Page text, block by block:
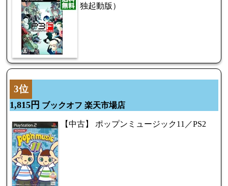
独起動版）
3位
1,815円 ブックオフ 楽天市場店
【中古】 ポップンミュージック11／PS2